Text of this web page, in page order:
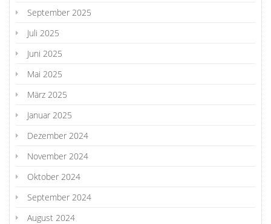
September 2025
Juli 2025
Juni 2025
Mai 2025
März 2025
Januar 2025
Dezember 2024
November 2024
Oktober 2024
September 2024
August 2024